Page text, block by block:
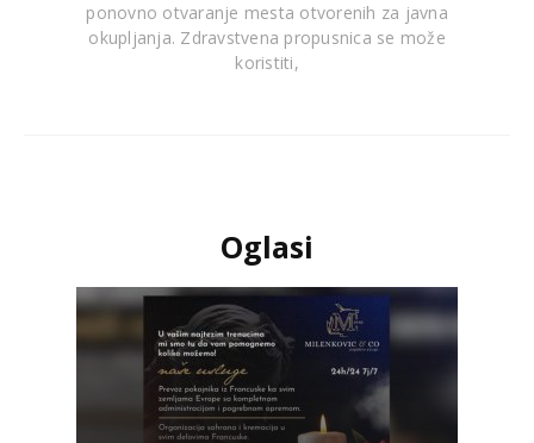
ponovno otvaranje mesta otvorenih za javna
okupljanja. Zdravstvena propusnica se može
koristiti,
Oglasi